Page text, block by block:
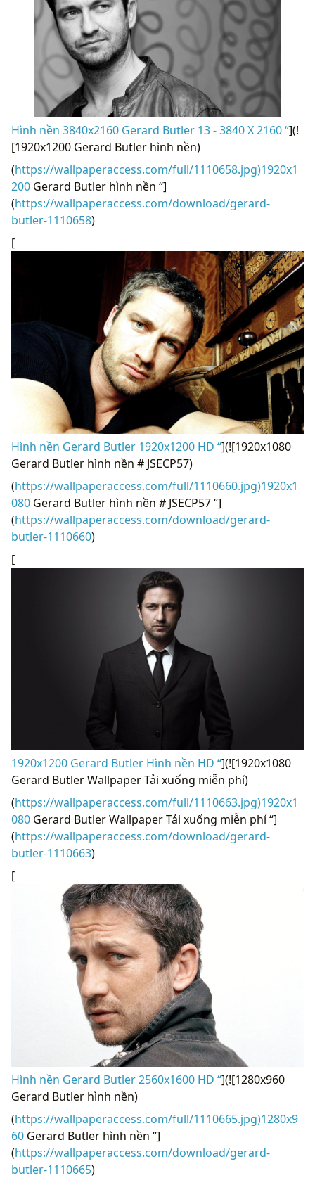
Hình nền 3840x2160 Gerard Butler 13 - 3840 X 2160 “](!
[1920x1200 Gerard Butler hình nền)
(https://wallpaperaccess.com/full/1110658.jpg)1920x1
200 Gerard Butler hình nền “]
(https://wallpaperaccess.com/download/gerard-
butler-1110658)
[
Hình nền Gerard Butler 1920x1200 HD “](![1920x1080
Gerard Butler hình nền # JSECP57)
(https://wallpaperaccess.com/full/1110660.jpg)1920x1
080 Gerard Butler hình nền # JSECP57 “]
(https://wallpaperaccess.com/download/gerard-
butler-1110660)
[
1920x1200 Gerard Butler Hình nền HD “](![1920x1080
Gerard Butler Wallpaper Tải xuống miễn phí)
(https://wallpaperaccess.com/full/1110663.jpg)1920x1
080 Gerard Butler Wallpaper Tải xuống miễn phí “]
(https://wallpaperaccess.com/download/gerard-
butler-1110663)
[
Hình nền Gerard Butler 2560x1600 HD “](![1280x960
Gerard Butler hình nền)
(https://wallpaperaccess.com/full/1110665.jpg)1280x9
60 Gerard Butler hình nền “]
(https://wallpaperaccess.com/download/gerard-
butler-1110665)